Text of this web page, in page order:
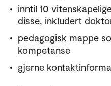
inntil 10
disse, inkludert
pedagogisk mappe
kompetanse
gjerne